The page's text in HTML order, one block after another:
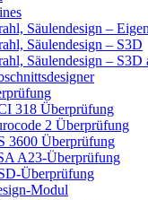
Säulendesign –
Säulendesign – S3D
Säulendesign – S3D
318 Überprüfung
2 Überprüfung
3600 Überprüfung
A23-Überprüfung
Überprüfung
Modul